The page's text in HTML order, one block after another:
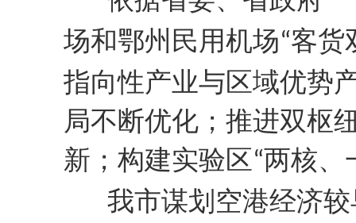
场和鄂州民用机场“客货
指向性产业与区域优势
局不断优化；推进双枢
新；构建实验区“两核、
我市谋划空港经济